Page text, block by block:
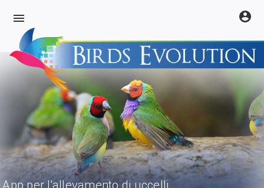
menu account_circle
App per l'allevamento di uccelli